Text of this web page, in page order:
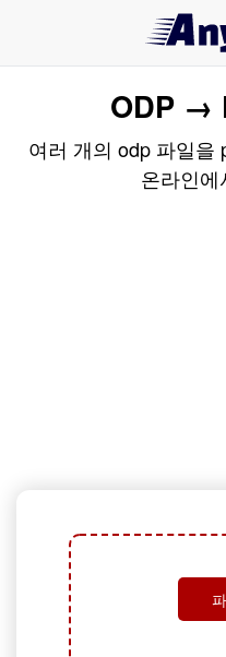
ODP →
여러 개의 odp 파일을
온라인